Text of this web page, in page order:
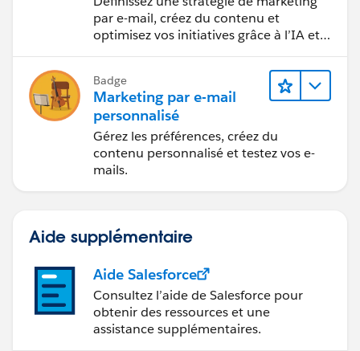
par e-mail, créez du contenu et
optimisez vos initiatives grâce à l’IA et
Badge
Marketing par e-mail
personnalisé
Gérez les préférences, créez du
contenu personnalisé et testez vos e-
mails.
Aide supplémentaire
Aide Salesforce
Consultez l’aide de Salesforce pour
obtenir des ressources et une
assistance supplémentaires.